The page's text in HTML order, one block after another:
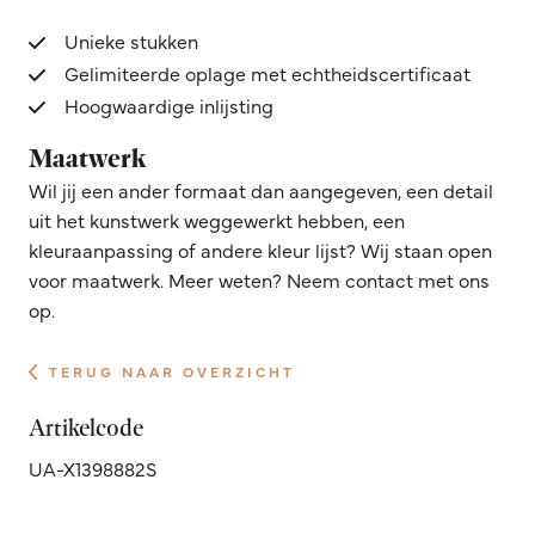
Unieke stukken
Gelimiteerde oplage met echtheidscertificaat
Hoogwaardige inlijsting
Maatwerk
Wil jij een ander formaat dan aangegeven, een detail
uit het kunstwerk weggewerkt hebben, een
kleuraanpassing of andere kleur lijst? Wij staan open
voor maatwerk. Meer weten? Neem contact met ons
op.
TERUG NAAR OVERZICHT
Artikelcode
UA-X1398882S